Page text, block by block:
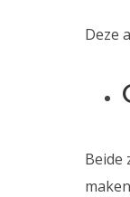
Deze
Beide